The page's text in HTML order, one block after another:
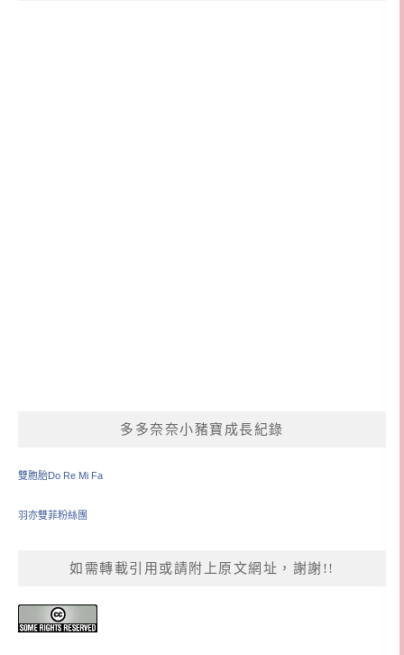
多多奈奈小豬寶成長紀錄
雙胞胎Do Re Mi Fa
羽亦雙菲粉絲團
如需轉載引用或請附上原文網址，謝謝!!